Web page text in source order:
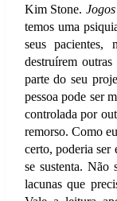
Kim Stone.
temos uma
seus pacientes,
destruírem
parte do seu
pessoa pode ser
controlada por
remorso. Como
certo, poderia ser
se sustenta. Não
lacunas que